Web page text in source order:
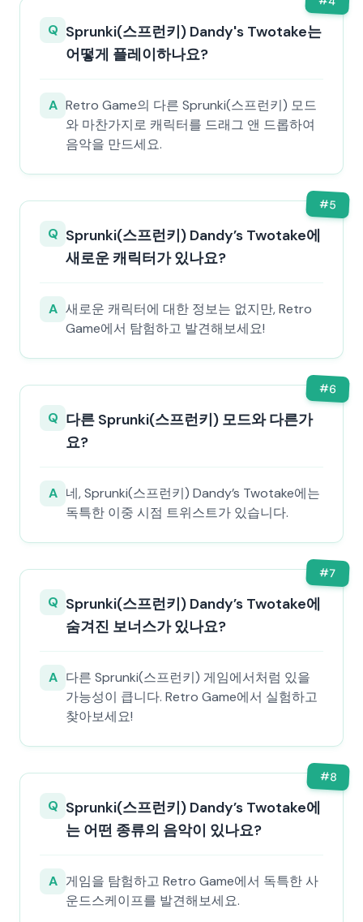
Q Sprunki(스프런키) Dandy's Twotake는
어떻게 플레이하나요?
A Retro Game의 다른 Sprunki(스프런키) 모드
와 마찬가지로 캐릭터를 드래그 앤 드롭하여
음악을 만드세요.
#5
Q Sprunki(스프런키) Dandy’s Twotake에
새로운 캐릭터가 있나요?
A 새로운 캐릭터에 대한 정보는 없지만, Retro
Game에서 탐험하고 발견해보세요!
#6
Q 다른 Sprunki(스프런키) 모드와 다른가
요?
A 네, Sprunki(스프런키) Dandy’s Twotake에는
독특한 이중 시점 트위스트가 있습니다.
#7
Q Sprunki(스프런키) Dandy’s Twotake에
숨겨진 보너스가 있나요?
A 다른 Sprunki(스프런키) 게임에서처럼 있을
가능성이 큽니다. Retro Game에서 실험하고
찾아보세요!
#8
Q Sprunki(스프런키) Dandy’s Twotake에
는 어떤 종류의 음악이 있나요?
A 게임을 탐험하고 Retro Game에서 독특한 사
운드스케이프를 발견해보세요.